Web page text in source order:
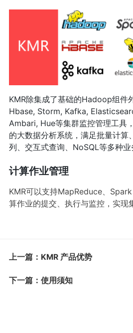
KMR除集成了基础的Hadoop组件
Hbase, Storm, Kafka,
Ambari, Hue等集群监控管理工具
的大数据分析系统，满足批量计算
列、交互式查询、NoSQL等多种业
计算作业管理
KMR可以支持MapReduce、
算作业的提交、执行与监控，实现
上一篇：KMR 产品优势
下一篇：使用须知